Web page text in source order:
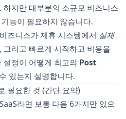
지만 대부분의 소규모 비즈니스
능이 필요하지 않습니다.
즈니스가 제휴 시스템에서 실제
그리고 빠르게 시작하고 비용을
설정이 어떻게 최고의 Post
있는지 설명합니다.
필요한 것 (간단 요약)
라면 보통 다음 6가지만 있으